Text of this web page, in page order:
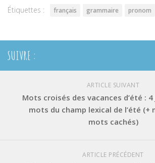
Étiquettes : français grammaire pronom
SUIVRE :
ARTICLE SUIVANT
Mots croisés des vacances d’été :
mots du champ lexical de l’été (+
mots cachés)
ARTICLE PRÉCÉDENT